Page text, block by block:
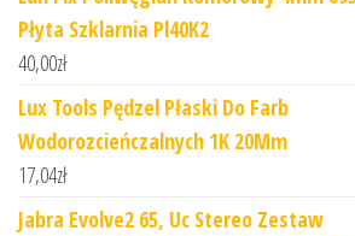
Płyta Szklarnia Pl40K2
40,00zł
Lux Tools Pędzel Płaski Do Farb
Wodorozcieńczalnych 1K 20Mm
17,04zł
Jabra Evolve2 65, Uc Stereo Zestaw